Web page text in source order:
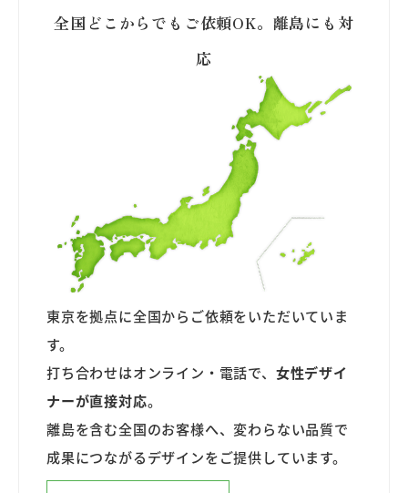
全国どこからでもご依頼OK。離島にも対
応
東京を拠点に全国からご依頼をいただいていま
す。
打ち合わせはオンライン・電話で、 女性デザイ
ナーが直接対応。
離島を含む全国のお客様へ、変わらない品質で
成果につながるデザインをご提供しています。